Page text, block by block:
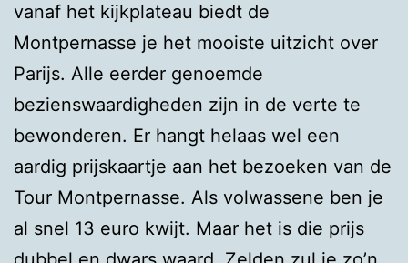
vanaf het kijkplateau biedt de
Montpernasse je het mooiste uitzicht over
Parijs. Alle eerder genoemde
bezienswaardigheden zijn in de verte te
bewonderen. Er hangt helaas wel een
aardig prijskaartje aan het bezoeken van de
Tour Montpernasse. Als volwassene ben je
al snel 13 euro kwijt. Maar het is die prijs